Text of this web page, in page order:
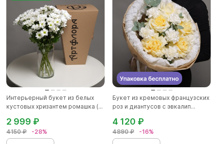
Интерьерный букет из белых
кустовых хризантем ромашка (...
4150 ₽ -28%
2 999 ₽
Букет из кремовых французских
роз и диантусов с эвкалип...
4890 ₽ -16%
4 120 ₽